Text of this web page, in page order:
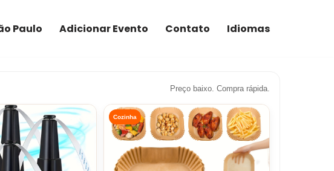
Paulo Adicionar Evento Contato Idiomas
Preço baixo. Compra rápida.
Cozinha